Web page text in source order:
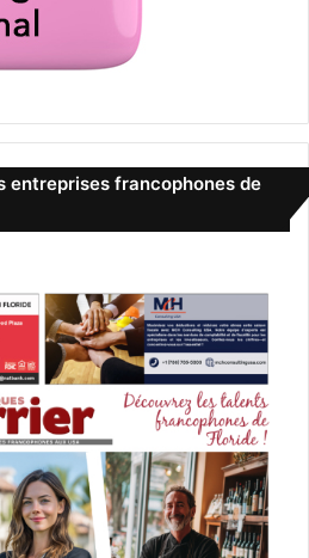
entreprises francophones de